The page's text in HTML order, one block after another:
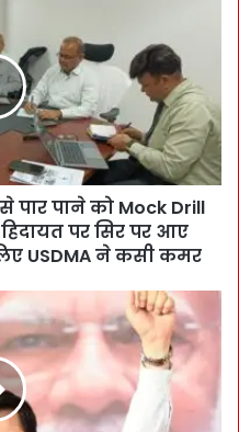
पार पाने को Mock Drill
पर सिर पर आए
USDMA ने कसी कमर